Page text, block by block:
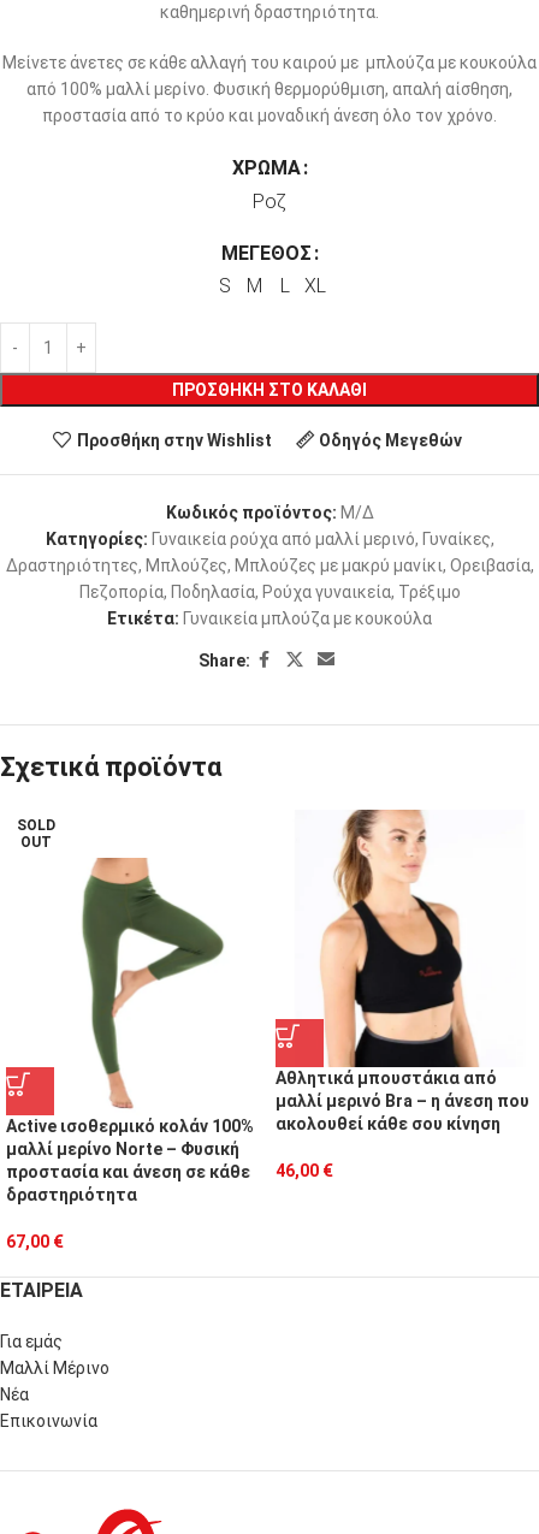
καθημερινή δραστηριότητα.
Μείνετε άνετες σε κάθε αλλαγή του καιρού με μπλούζα με κουκούλα
από 100% μαλλί μερίνο. Φυσική θερμορύθμιση, απαλή αίσθηση,
προστασία από το κρύο και μοναδική άνεση όλο τον χρόνο.
ΧΡΏΜΑ
Ροζ
ΜΈΓΕΘΟΣ
S
M L XL
ΠΡΟΣΘΉΚΗ ΣΤΟ ΚΑΛΆΘΙ
Προσθήκη στην Wishlist Οδηγός Μεγεθών
Κωδικός προϊόντος: Μ/Δ
Κατηγορίες: Γυναικεία ρούχα από μαλλί μερινό, Γυναίκες,
Δραστηριότητες, Μπλούζες, Μπλούζες με μακρύ μανίκι, Ορειβασία,
Πεζοπορία, Ποδηλασία, Ρούχα γυναικεία, Τρέξιμο
Ετικέτα: Γυναικεία μπλούζα με κουκούλα
Share:
Σχετικά προϊόντα
SOLD
OUT
Active ισοθερμικό κολάν 100%
μαλλί μερίνο Norte – Φυσική
προστασία και άνεση σε κάθε
δραστηριότητα
67,00 €
Αθλητικά μπουστάκια από
μαλλί μερινό Bra – η άνεση που
ακολουθεί κάθε σου κίνηση
46,00 €
ΕΤΑΙΡΕΙΑ
Για εμάς
Μαλλί Μέρινο
Νέα
Επικοινωνία